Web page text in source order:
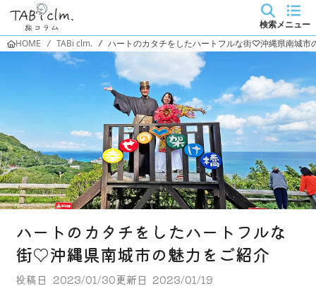
検索メニュー
HOME / TABi clm. / ハートのカタチをしたハートフルな街♡沖縄県南城市
ハートのカタチをしたハートフルな
街♡沖縄県南城市の魅力をご紹介
投稿日 2023/01/30更新日 2023/01/19